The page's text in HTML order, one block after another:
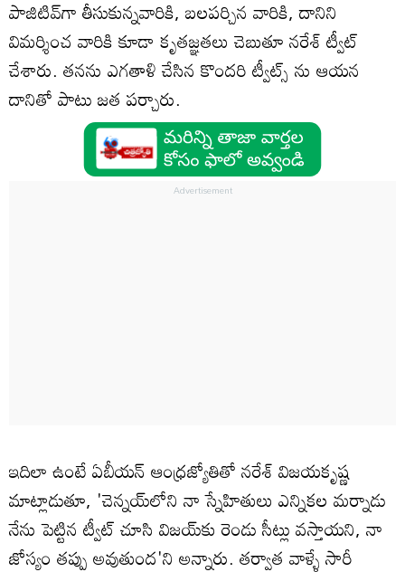
పాజిటివ్‌గా తీసుకున్నవారికి, బలపర్చిన వారికి, దానిని
విమర్శించ వారికి కూడా కృతజ్ఞతలు చెబుతూ నరేశ్‌ ట్వీట్‌
చేశారు. తనను ఎగతాళి చేసిన కొందరి ట్వీట్స్ ను ఆయన
దానితో పాటు జత పర్చారు.
ఇదిలా ఉంటే ఏబీయన్ ఆంధ్రజ్యోతితో నరేశ్ విజయకృష్ణ
మాట్లాడుతూ, 'చెన్నయ్‌లోని నా స్నేహితులు ఎన్నికల మర్నాడు
నేను పెట్టిన ట్వీట్‌ చూసి విజయ్‌కు రెండు సీట్లు వస్తాయని, నా
జోస్యం తప్పు అవుతుంద'ని అన్నారు. తర్వాత వాళ్ళే సారీ